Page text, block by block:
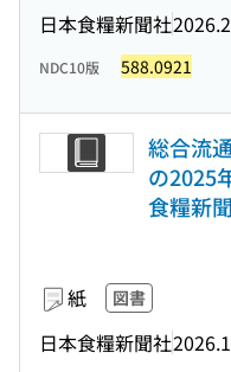
日本食糧新聞社2026.2
NDC10版 588.0921
総合流
の2025
食糧新
紙 図書
日本食糧新聞社2026.1